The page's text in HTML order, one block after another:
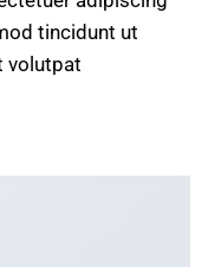
tincidunt ut
volutpat